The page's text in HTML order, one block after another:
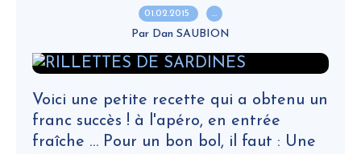
01.02.2015 …
Par Dan SAUBION
Voici une petite recette qui a obtenu un
franc succès ! à l'apéro, en entrée
fraîche … Pour un bon bol, il faut : Une